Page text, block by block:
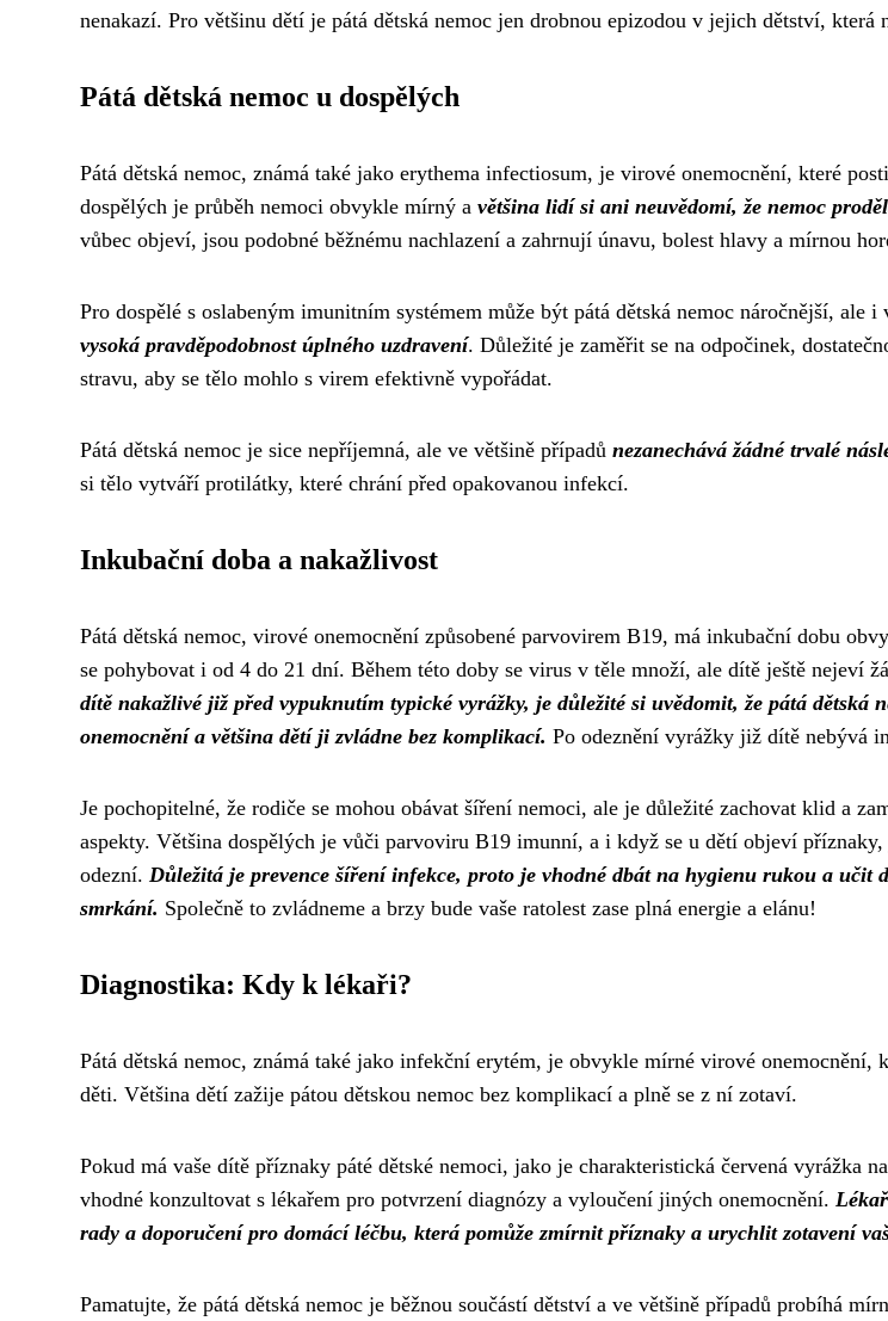
nenakazí. Pro většinu dětí je pátá dětská nemoc jen drobnou epizodou v jejich dětství, která
Pátá dětská nemoc u dospělých
Pátá dětská nemoc, známá také jako erythema infectiosum, je virové onemocnění, které
dospělých je průběh nemoci obvykle mírný a většina lidí si ani neuvědomí, že nemoc
vůbec objeví, jsou podobné běžnému nachlazení a zahrnují únavu, bolest hlavy a mírnou
Pro dospělé s oslabeným imunitním systémem může být pátá dětská nemoc náročnější, ale
vysoká pravděpodobnost úplného uzdravení. Důležité je zaměřit se na odpočinek,
stravu, aby se tělo mohlo s virem efektivně vypořádat.
Pátá dětská nemoc je sice nepříjemná, ale ve většině případů nezanechává žádné trvalé
si tělo vytváří protilátky, které chrání před opakovanou infekcí.
Inkubační doba a nakažlivost
Pátá dětská nemoc, virové onemocnění způsobené parvovirem B19, má inkubační dobu
se pohybovat i od 4 do 21 dní. Během této doby se virus v těle množí, ale dítě ještě nejeví
dítě nakažlivé již před vypuknutím typické vyrážky, je důležité si uvědomit, že pátá dětská
onemocnění a většina dětí ji zvládne bez komplikací. Po odeznění vyrážky již dítě nebývá
Je pochopitelné, že rodiče se mohou obávat šíření nemoci, ale je důležité zachovat klid a
aspekty. Většina dospělých je vůči parvoviru B19 imunní, a i když se u dětí objeví
odezní. Důležitá je prevence šíření infekce, proto je vhodné dbát na hygienu rukou a učit
smrkání. Společně to zvládneme a brzy bude vaše ratolest zase plná energie a elánu!
Diagnostika: Kdy k lékaři?
Pátá dětská nemoc, známá také jako infekční erytém, je obvykle mírné virové onemocnění,
děti. Většina dětí zažije pátou dětskou nemoc bez komplikací a plně se z ní zotaví.
Pokud má vaše dítě příznaky páté dětské nemoci, jako je charakteristická červená vyrážka
vhodné konzultovat s lékařem pro potvrzení diagnózy a vyloučení jiných onemocnění.
rady a doporučení pro domácí léčbu, která pomůže zmírnit příznaky a urychlit zotavení
Pamatujte, že pátá dětská nemoc je běžnou součástí dětství a ve většině případů probíhá